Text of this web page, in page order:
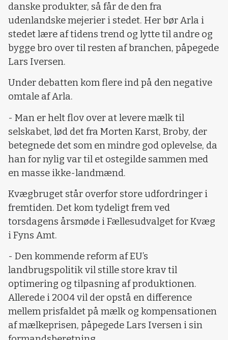
danske produkter, så får de den fra
udenlandske mejerier i stedet. Her bør Arla i
stedet lære af tidens trend og lytte til andre og
bygge bro over til resten af branchen, påpegede
Lars Iversen.
Under debatten kom flere ind på den negative
omtale af Arla.
- Man er helt flov over at levere mælk til
selskabet, lød det fra Morten Karst, Broby, der
betegnede det som en mindre god oplevelse, da
han for nylig var til et ostegilde sammen med
en masse ikke-landmænd.
Kvægbruget står overfor store udfordringer i
fremtiden. Det kom tydeligt frem ved
torsdagens årsmøde i Fællesudvalget for Kvæg
i Fyns Amt.
- Den kommende reform af EU’s
landbrugspolitik vil stille store krav til
optimering og tilpasning af produktionen.
Allerede i 2004 vil der opstå en difference
mellem prisfaldet på mælk og kompensationen
af mælkeprisen, påpegede Lars Iversen i sin